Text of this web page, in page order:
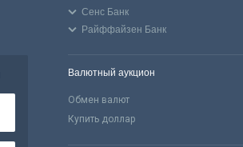
Сенс Банк
Райффайзен Банк
Валютный аукцион
Обмен валют
Купить доллар